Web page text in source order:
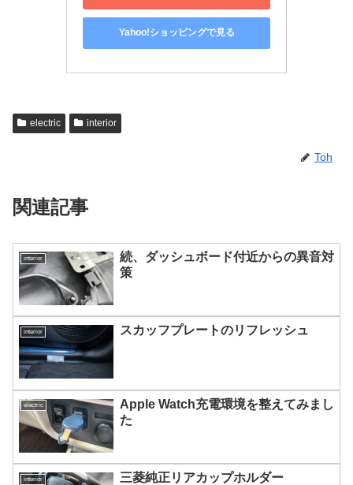
Yahoo!ショッピングで見る
electric interior
Toh
関連記事
interior
続、ダッシュボード付近からの異音対
策
interior スカッフプレートのリフレッシュ
electric
Apple Watch充電環境を整えてみまし
た
interior
三菱純正リアカップホルダー